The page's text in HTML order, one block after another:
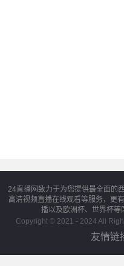
24直播网致力于为您提供最全面的
高清视频直播在线观看等服务，更
播以及欧洲杯、世界杯等
Copyright © 2021 - 2024 All
友情链